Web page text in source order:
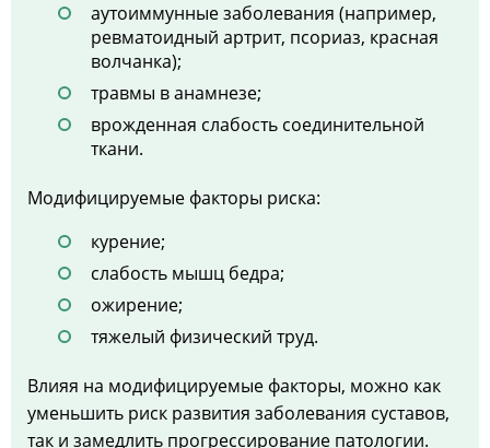
аутоиммунные заболевания (например,
ревматоидный артрит, псориаз, красная
волчанка);
травмы в анамнезе;
врожденная слабость соединительной
ткани.
Модифицируемые факторы риска:
курение;
слабость мышц бедра;
ожирение;
тяжелый физический труд.
Влияя на модифицируемые факторы, можно как
уменьшить риск развития заболевания суставов,
так и замедлить прогрессирование патологии.